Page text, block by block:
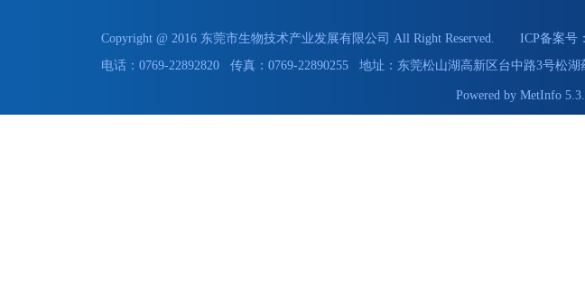
Copyright @ 2016 东莞市生物技术产业发展有限公司 All Right Reserved. ICP备案号：
电话：0769-22892820 传真：0769-22890255 地址：东莞松山湖高新区台中路3号松
Powered by MetInfo